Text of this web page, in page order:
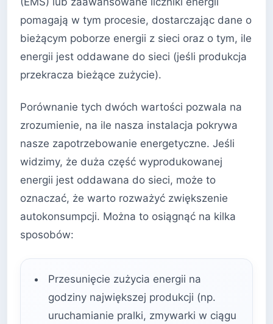
pomagają w tym procesie, dostarczając dane o
bieżącym poborze energii z sieci oraz o tym, ile
energii jest oddawane do sieci (jeśli produkcja
przekracza bieżące zużycie).
Porównanie tych dwóch wartości pozwala na
zrozumienie, na ile nasza instalacja pokrywa
nasze zapotrzebowanie energetyczne. Jeśli
widzimy, że duża część wyprodukowanej
energii jest oddawana do sieci, może to
oznaczać, że warto rozważyć zwiększenie
autokonsumpcji. Można to osiągnąć na kilka
sposobów:
Przesunięcie zużycia energii na
godziny największej produkcji (np.
uruchamianie pralki, zmywarki w ciągu